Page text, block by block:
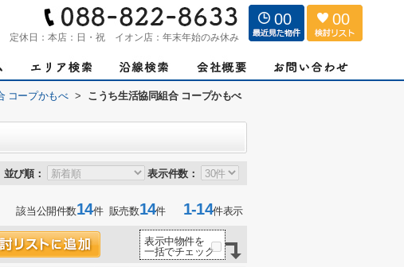
定休日： 本店：日・祝 イオン店：年末年始のみ休み
00 00
コープかもべ >
こうち生活協同組合 コープかもべ
並び順： 表示件数：
該当公開件数14件 販売数14件1-14件表示
表示中物件を
一括でチェック